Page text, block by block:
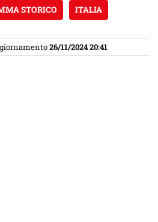
STORICO ITALIA
26/11/2024 20:41